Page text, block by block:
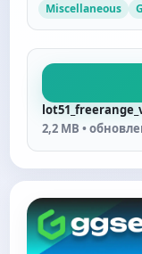
Miscellaneous
2,2 MB •